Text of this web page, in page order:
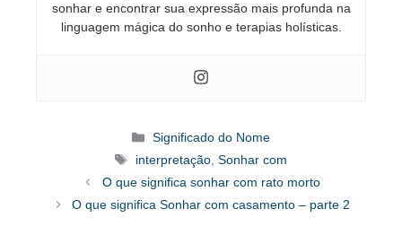
sonhar e encontrar sua expressão mais profunda na
linguagem mágica do sonho e terapias holísticas.
Categorias
Significado do Nome
Tags
interpretação, Sonhar com
O que significa sonhar com rato morto
O que significa Sonhar com casamento – parte 2